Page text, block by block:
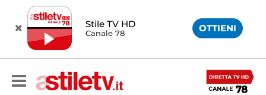
Stile TV HD
Canale 78 OTTIENI